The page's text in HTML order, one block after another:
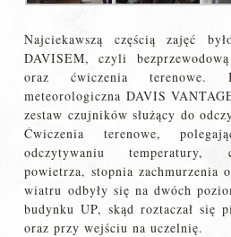
Najciekawszą częścią zajęć
DAVISEM, czyli
oraz ćwiczenia terenowe.
meteorologiczna DAVIS
zestaw czujników służący do
Ćwiczenia terenowe,
odczytywaniu temperatury,
powietrza, stopnia zachmurzenia
wiatru odbyły się na dwóch
budynku UP, skąd roztaczał się
oraz przy wejściu na uczelnię.